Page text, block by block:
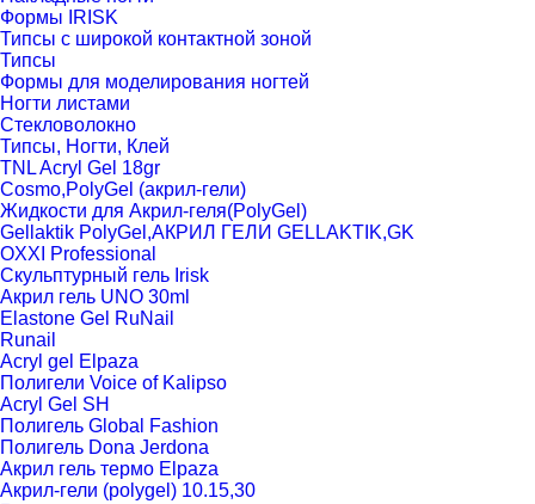
Формы IRISK
Типсы с широкой контактной зоной
Типсы
Формы для моделирования ногтей
Ногти листами
Стекловолокно
Типсы, Ногти, Клей
TNL Acryl Gel 18gr
Cosmo,PolyGel (акрил-гели)
Жидкости для Акрил-геля(PolyGel)
Gellaktik PolyGel,АКРИЛ ГЕЛИ GELLAKTIK,GK
OXXI Professional
Скульптурный гель Irisk
Акрил гель UNO 30ml
Elastone Gel RuNail
Runail
Acryl gel Elpaza
Полигели Voice of Kalipso
Acryl Gel SH
Полигель Global Fashion
Полигель Dona Jerdona
Акрил гель термо Elpaza
Акрил-гели (polygel) 10.15,30